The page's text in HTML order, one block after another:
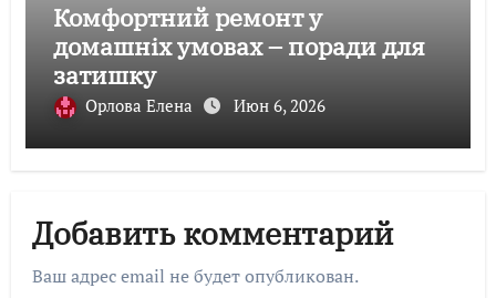
Комфортний ремонт у
домашніх умовах – поради для
затишку
Орлова Елена Июн 6, 2026
Добавить комментарий
Ваш адрес email не будет опубликован.